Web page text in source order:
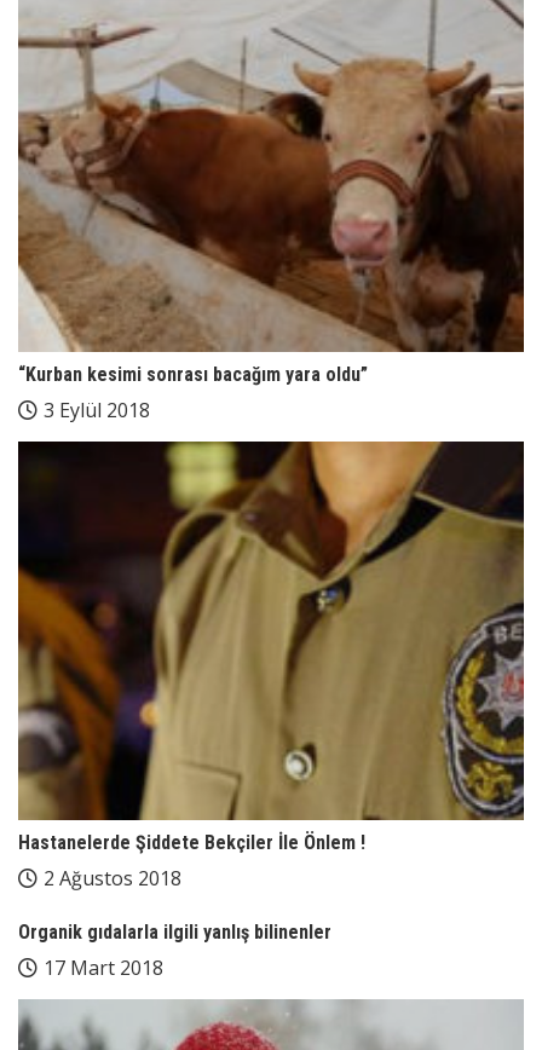
“Kurban kesimi sonrası bacağım yara oldu”
3 Eylül 2018
Hastanelerde Şiddete Bekçiler İle Önlem !
2 Ağustos 2018
Organik gıdalarla ilgili yanlış bilinenler
17 Mart 2018